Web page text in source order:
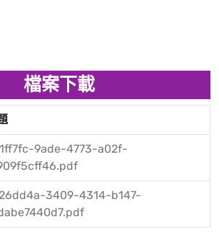
檔案下載
9ade-4773-a02f-
3409-4314-b147-